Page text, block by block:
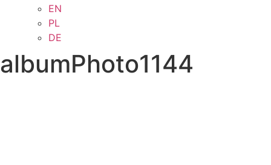
EN
PL
DE
albumPhoto1144